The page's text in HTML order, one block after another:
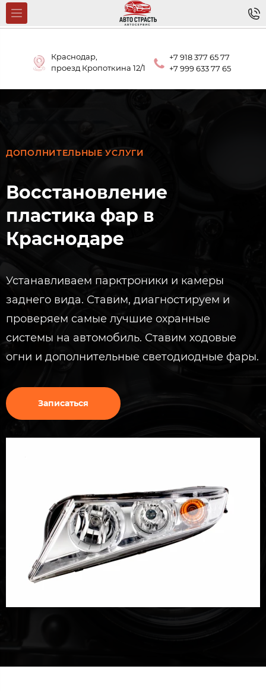
Краснодар,
проезд Кропоткина 12/1
+7 918 377 65 77
+7 999 633 77 65
ДОПОЛНИТЕЛЬНЫЕ УСЛУГИ
Восстановление
пластика фар в
Краснодаре
Устанавливаем парктроники и камеры
заднего вида. Ставим, диагностируем и
проверяем самые лучшие охранные
системы на автомобиль. Ставим ходовые
огни и дополнительные светодиодные фары.
Записаться